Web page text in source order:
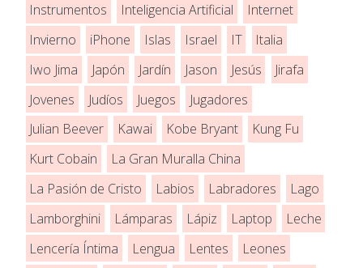
Instrumentos
Inteligencia Artificial
Internet
Invierno
iPhone Islas Israel IT
Italia
Iwo Jima
Japón Jardín Jason Jesús
Jirafa
Jovenes
Judíos Juegos
Jugadores
Julian Beever
Kawai Kobe Bryant
Kung Fu
Kurt Cobain
La Gran Muralla China
La Pasión de Cristo
Labios Labradores
Lago
Lamborghini
Lámparas Lápiz Laptop
Leche
Lencería Íntima
Lengua Lentes
Leones